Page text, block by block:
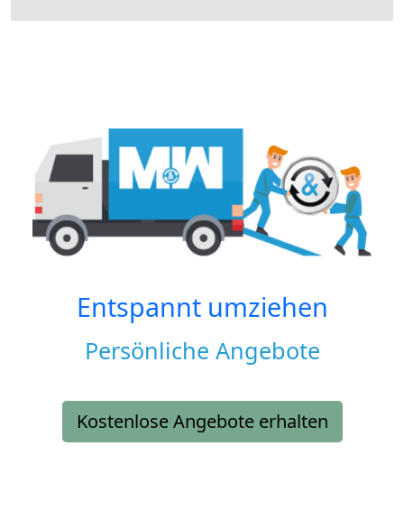
Entspannt umziehen
Persönliche Angebote
Kostenlose Angebote erhalten